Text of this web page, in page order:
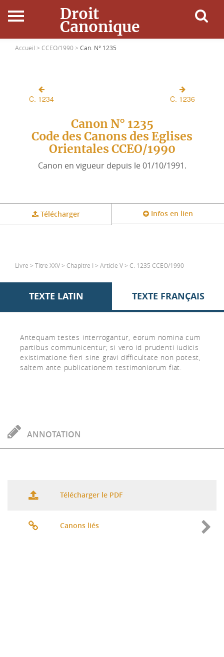
Droit
Canonique
Accueil
Ressources
Connexion
Accueil > CCEO/1990 > Can. N° 1235
C. 1234 C. 1236
Canon N° 1235
Code des Canons des Eglises
Orientales CCEO/1990
Canon en vigueur depuis le 01/10/1991.
Télécharger Infos en lien
Livre > Titre XXV > Chapitre I > Article V > C. 1235 CCEO/1990
TEXTE LATIN TEXTE FRANÇAIS
Antequam testes interrogantur, eorum nomina cum
partibus communicentur; si vero id prudenti iudicis
existimatione fieri sine gravi difficultate non potest,
saltem ante publicationem testimoniorum fiat.
ANNOTATION
Télécharger le PDF
Canons liés